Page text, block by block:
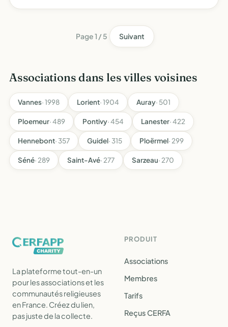
Page 1 / 5 Suivant
Associations dans les villes voisines
Vannes· 1998 Lorient· 1904 Auray· 501
Ploemeur· 489 Pontivy· 454 Lanester· 422
Hennebont· 357 Guidel· 315 Ploërmel· 299
Séné· 289 Saint-Avé· 277 Sarzeau· 270
La plateforme tout-en-un
pour les associations et les
communautés religieuses
en France. Créez du lien,
pas juste de la collecte.
PRODUIT
Associations
Membres
Tarifs
Reçus CERFA